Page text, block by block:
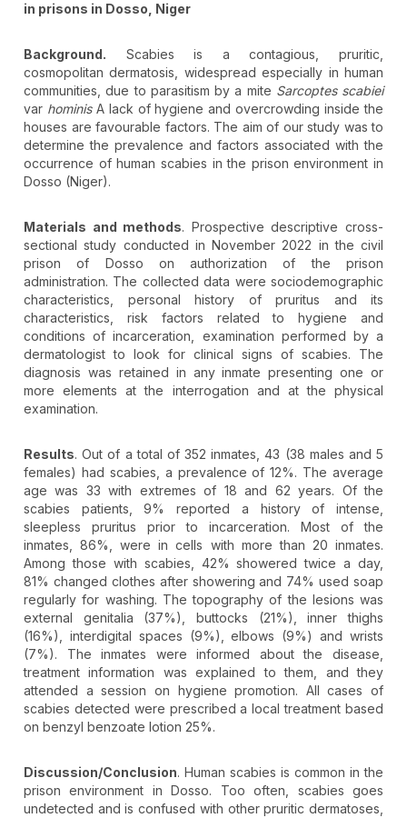
in prisons in Dosso, Niger
Background. Scabies is a contagious, pruritic,
cosmopolitan dermatosis, widespread especially in human
communities, due to parasitism by a mite Sarcoptes scabiei
var hominisA lack of hygiene and overcrowding inside the
houses are favourable factors. The aim of our study was to
determine the prevalence and factors associated with the
occurrence of human scabies in the prison environment in
Dosso (Niger).
Materials and methods. Prospective descriptive cross-
sectional study conducted in November 2022 in the civil
prison of Dosso on authorization of the prison
administration. The collected data were sociodemographic
characteristics, personal history of pruritus and its
characteristics, risk factors related to hygiene and
conditions of incarceration, examination performed by a
dermatologist to look for clinical signs of scabies. The
diagnosis was retained in any inmate presenting one or
more elements at the interrogation and at the physical
examination.
Results. Out of a total of 352 inmates, 43 (38 males and 5
females) had scabies, a prevalence of 12%. The average
age was 33 with extremes of 18 and 62 years. Of the
scabies patients, 9% reported a history of intense,
sleepless pruritus prior to incarceration. Most of the
inmates, 86%, were in cells with more than 20 inmates.
Among those with scabies, 42% showered twice a day,
81% changed clothes after showering and 74% used soap
regularly for washing. The topography of the lesions was
external genitalia (37%), buttocks (21%), inner thighs
(16%), interdigital spaces (9%), elbows (9%) and wrists
(7%). The inmates were informed about the disease,
treatment information was explained to them, and they
attended a session on hygiene promotion. All cases of
scabies detected were prescribed a local treatment based
on benzyl benzoate lotion 25%.
Discussion/Conclusion. Human scabies is common in the
prison environment in Dosso. Too often, scabies goes
undetected and is confused with other pruritic dermatoses,